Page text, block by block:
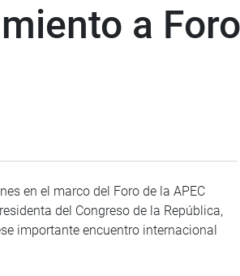
a
en el marco del Foro de la APEC
del Congreso de la República,
importante encuentro internacional